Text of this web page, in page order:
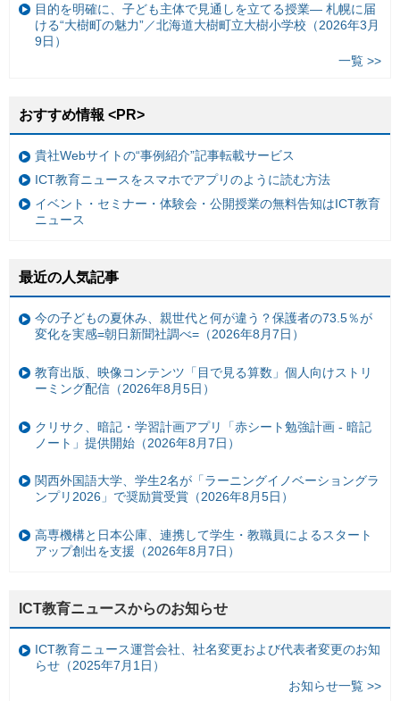
目的を明確に、子ども主体で見通しを立てる授業— 札幌に届
ける“大樹町の魅力”／北海道大樹町立大樹小学校（2026年3月
9日）
一覧 >>
おすすめ情報 <PR>
貴社Webサイトの“事例紹介”記事転載サービス
ICT教育ニュースをスマホでアプリのように読む方法
イベント・セミナー・体験会・公開授業の無料告知はICT教育
ニュース
最近の人気記事
今の子どもの夏休み、親世代と何が違う？保護者の73.5％が
変化を実感=朝日新聞社調べ=（2026年8月7日）
教育出版、映像コンテンツ「目で見る算数」個人向けストリ
ーミング配信（2026年8月5日）
クリサク、暗記・学習計画アプリ「赤シート勉強計画 - 暗記
ノート」提供開始（2026年8月7日）
関西外国語大学、学生2名が「ラーニングイノベーショングラ
ンプリ2026」で奨励賞受賞（2026年8月5日）
高専機構と日本公庫、連携して学生・教職員によるスタート
アップ創出を支援（2026年8月7日）
ICT教育ニュースからのお知らせ
ICT教育ニュース運営会社、社名変更および代表者変更のお知
らせ（2025年7月1日）
お知らせ一覧 >>